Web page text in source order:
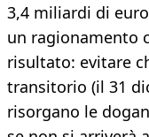
3,4 miliardi di
un ragionamento
risultato: evitare
transitorio (il 31
risorgano le